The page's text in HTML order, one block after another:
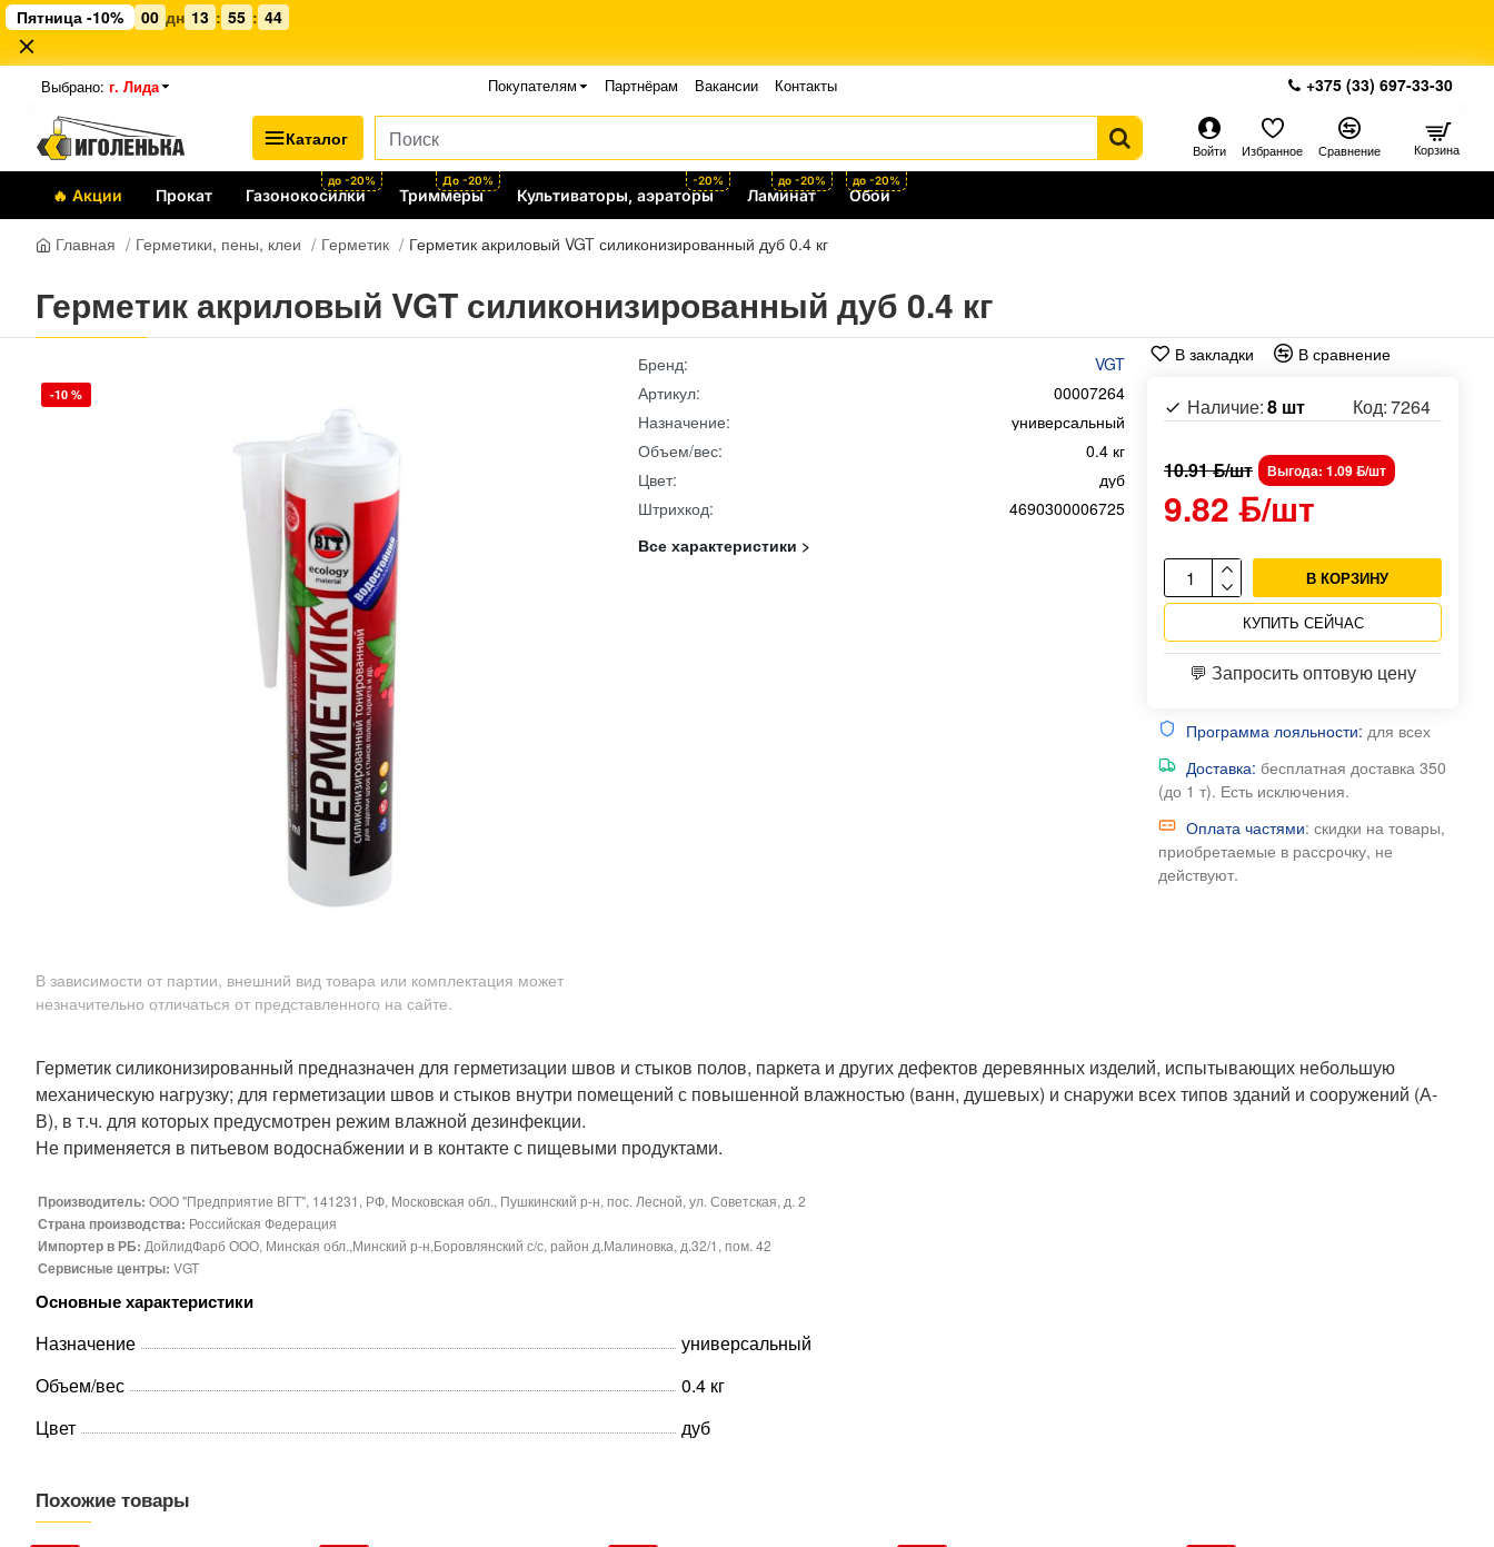
Пятница -10% 00 дн 13 : 55 : 44
Выбрано: г. Лида Покупателям Партнёрам Вакансии Контакты +375 (33) 697-33-30
Каталог
Войти Избранное Сравнение Корзина
🔥 Акции Прокат Газонокосилки
до -20%
Триммеры
До -20%
Культиваторы, аэраторы
-20%
Ламинат
до -20%
Обои
до -20%
Главная Герметики, пены, клеи Герметик Герметик акриловый VGT силиконизированный дуб 0.4 кг
Герметик акриловый VGT силиконизированный дуб 0.4 кг
-10 %
В зависимости от партии, внешний вид товара или комплектация может
незначительно отличаться от представленного на сайте.
9.82 ƃ/шт
10.91 ƃ/шт Выгода: 1.09 ƃ/шт
Наличие:8 шт Код:7264
В КОРЗИНУ
КУПИТЬ СЕЙЧАС
В закладки В сравнение
💬 Запросить оптовую цену
Программа лояльности: для всех
Доставка: бесплатная доставка 350
(до 1 т). Есть исключения.
Оплата частями: скидки на товары,
приобретаемые в рассрочку, не
действуют.
Бренд:
VGT
Артикул:
00007264
Назначение:
универсальный
Объем/вес:
0.4 кг
Цвет:
дуб
Штрихкод:
4690300006725
Все характеристики >
Герметик силиконизированный предназначен для герметизации швов и стыков полов, паркета и других дефектов деревянных изделий, испытывающих небольшую
механическую нагрузку; для герметизации швов и стыков внутри помещений с повышенной влажностью (ванн, душевых) и снаружи всех типов зданий и сооружений (А-
В), в т.ч. для которых предусмотрен режим влажной дезинфекции.
Не применяется в питьевом водоснабжении и в контакте с пищевыми продуктами.
Производитель: ООО "Предприятие ВГТ", 141231, РФ, Московская обл., Пушкинский р-н, пос. Лесной, ул. Советская, д. 2
Страна производства: Российская Федерация
Импортер в РБ: ДойлидФарб ООО, Минская обл.,Минский р-н,Боровлянский с/с, район д.Малиновка, д.32/1, пом. 42
Сервисные центры: VGT
Основные характеристики
Назначение
универсальный
Объем/вес
0.4 кг
Цвет
дуб
Похожие товары